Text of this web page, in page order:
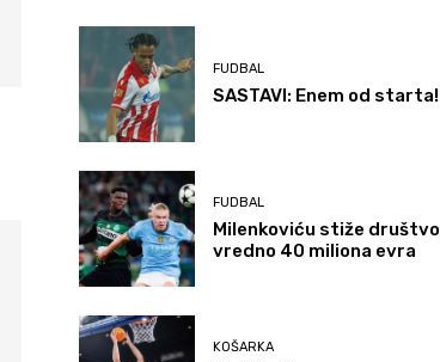
FUDBAL
SASTAVI: Enem od starta!
FUDBAL
Milenkoviću stiže društvo
vredno 40 miliona evra
KOŠARKA